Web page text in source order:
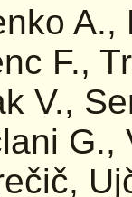
A.,
F.,
V.,
G.,